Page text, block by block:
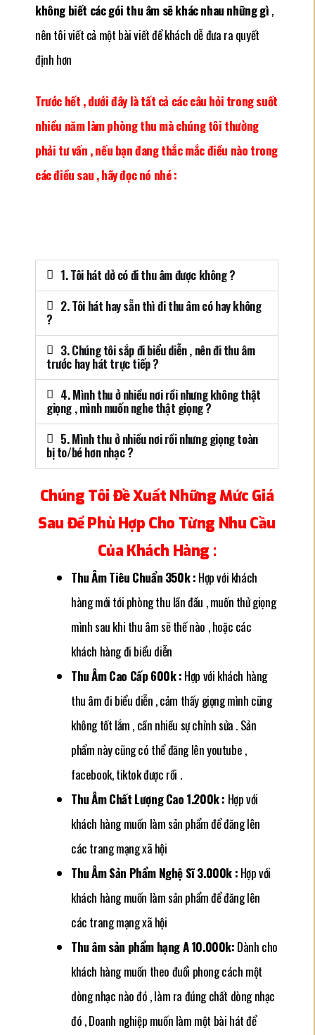
không biết các gói thu âm sẽ khác nhau những gì ,
nên tôi viết cả một bài viết để khách dễ đưa ra quyết
định hơn
Trước hết , dưới đây là tất cả các câu hỏi trong suốt
nhiều năm làm phòng thu mà chúng tôi thường
phải tư vấn , nếu bạn đang thắc mắc điều nào trong
các điều sau , hãy đọc nó nhé :
1. Tôi hát dở có đi thu âm được không ?
2. Tôi hát hay sẵn thì đi thu âm có hay không
?
3. Chúng tôi sắp đi biểu diễn , nên đi thu âm
trước hay hát trực tiếp ?
4. Mình thu ở nhiều nơi rồi nhưng không thật
giọng , mình muốn nghe thật giọng ?
5. Mình thu ở nhiều nơi rồi nhưng giọng toàn
bị to/bé hơn nhạc ?
Chúng Tôi Đề Xuất Những Mức Giá
Sau Để Phù Hợp Cho Từng Nhu Cầu
Của Khách Hàng :
Thu Âm Tiêu Chuẩn 350k : Hợp với khách
hàng mới tới phòng thu lần đầu , muốn thử giọng
mình sau khi thu âm sẽ thế nào , hoặc các
khách hàng đi biểu diễn
Thu Âm Cao Cấp 600k : Hợp với khách hàng
thu âm đi biểu diễn , cảm thấy giọng mình cũng
không tốt lắm , cần nhiều sự chỉnh sửa . Sản
phẩm này cũng có thể đăng lên youtube ,
facebook, tiktok được rồi .
Thu Âm Chất Lượng Cao 1.200k : Hợp với
khách hàng muốn làm sản phẩm để đăng lên
các trang mạng xã hội
Thu Âm Sản Phẩm Nghệ Sĩ 3.000k : Hợp với
khách hàng muốn làm sản phẩm để đăng lên
các trang mạng xã hội
Thu âm sản phẩm hạng A 10.000k: Dành cho
khách hàng muốn theo đuổi phong cách một
dòng nhạc nào đó , làm ra đúng chất dòng nhạc
đó , Doanh nghiệp muốn làm một bài hát để